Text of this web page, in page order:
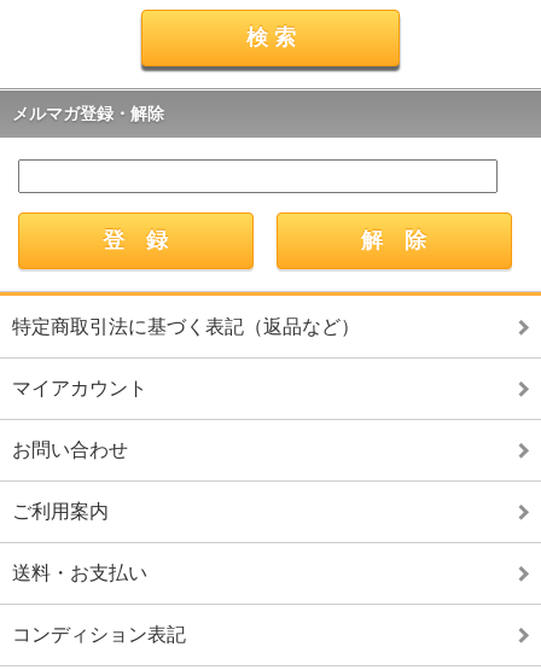
メルマガ登録・解除
特定商取引法に基づく表記（返品など）
マイアカウント
お問い合わせ
ご利用案内
送料・お支払い
コンディション表記